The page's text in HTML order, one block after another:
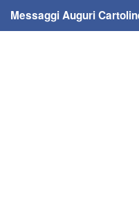
Messaggi Auguri